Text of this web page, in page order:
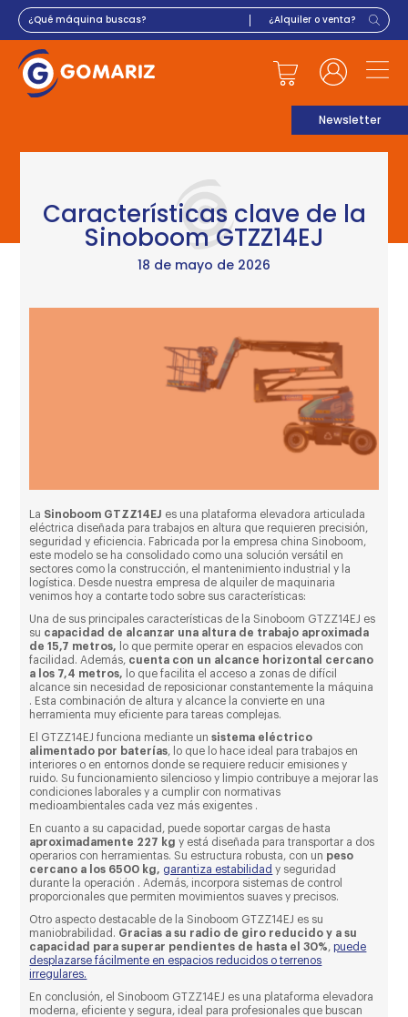
Newsletter
Características clave de la
Sinoboom GTZZ14EJ
18 de mayo de 2026
La Sinoboom GTZZ14EJ es una plataforma elevadora articulada
eléctrica diseñada para trabajos en altura que requieren precisión,
seguridad y eficiencia. Fabricada por la empresa china Sinoboom,
este modelo se ha consolidado como una solución versátil en
sectores como la construcción, el mantenimiento industrial y la
logística. Desde nuestra empresa de alquiler de maquinaria
venimos hoy a contarte todo sobre sus características:
Una de sus principales características de la Sinoboom GTZZ14EJ es
su capacidad de alcanzar una altura de trabajo aproximada
de 15,7 metros,
lo que permite operar en espacios elevados con
facilidad. Además, cuenta con un alcance horizontal cercano
a los 7,4 metros,
lo que facilita el acceso a zonas de difícil
alcance sin necesidad de reposicionar constantemente la máquina
. Esta combinación de altura y alcance la convierte en una
herramienta muy eficiente para tareas complejas.
El GTZZ14EJ funciona mediante un sistema eléctrico
alimentado por baterías, lo que lo hace ideal para trabajos en
interiores o en entornos donde se requiere reducir emisiones y
ruido. Su funcionamiento silencioso y limpio contribuye a mejorar las
condiciones laborales y a cumplir con normativas
medioambientales cada vez más exigentes .
En cuanto a su capacidad, puede soportar cargas de hasta
aproximadamente 227 kg y está diseñada para transportar a dos
operarios con herramientas. Su estructura robusta, con un peso
cercano a los 6500 kg, garantiza estabilidad y seguridad
durante la operación . Además, incorpora sistemas de control
proporcionales que permiten movimientos suaves y precisos.
Otro aspecto destacable de la Sinoboom GTZZ14EJ es su
maniobrabilidad. Gracias a su radio de giro reducido y a su
capacidad para superar pendientes de hasta el 30%, puede
desplazarse fácilmente en espacios reducidos o terrenos
irregulares.
En conclusión, el Sinoboom GTZZ14EJ es una plataforma elevadora
moderna, eficiente y segura, ideal para profesionales que buscan